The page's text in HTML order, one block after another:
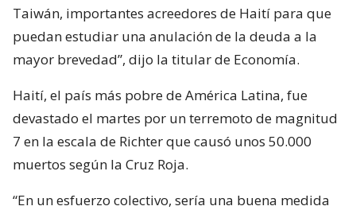
Taiwán, importantes acreedores de Haití para que
puedan estudiar una anulación de la deuda a la
mayor brevedad”, dijo la titular de Economía.
Haití, el país más pobre de América Latina, fue
devastado el martes por un terremoto de magnitud
7 en la escala de Richter que causó unos 50.000
muertos según la Cruz Roja.
“En un esfuerzo colectivo, sería una buena medida